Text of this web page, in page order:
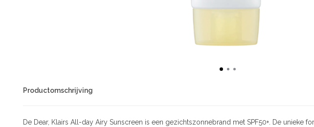
Productomschrijving
De Dear, Klairs All-day Airy Sunscreen is een gezichtszonnebrand met SPF50+. De unieke